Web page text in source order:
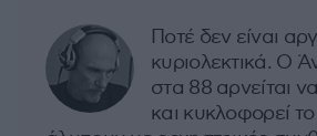
Ποτέ δεν είναι
κυριολεκτικά. Ο
στα 88 αρνείται
και κυκλοφορεί το